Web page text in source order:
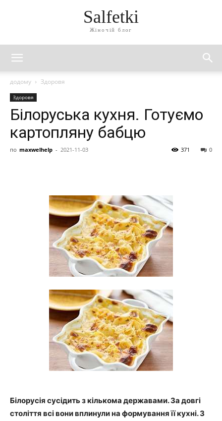
Salfetki
Жіночій блог
додому Здоровя
Здоровя
Білоруська кухня. Готуємо
картопляну бабцю
по maxwelhelp - 2021-11-03 0
371
Білорусія сусідить з кількома державами. За довгі
століття всі вони вплинули на формування її кухні. З